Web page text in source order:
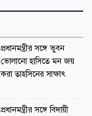
প্রধানমন্ত্রীর সঙ্গে ভুবন
ভোলানো হাসিতে মন জয়
করা তাহসিনের সাক্ষাৎ
প্রধানমন্ত্রীর সঙ্গে বিদায়ী